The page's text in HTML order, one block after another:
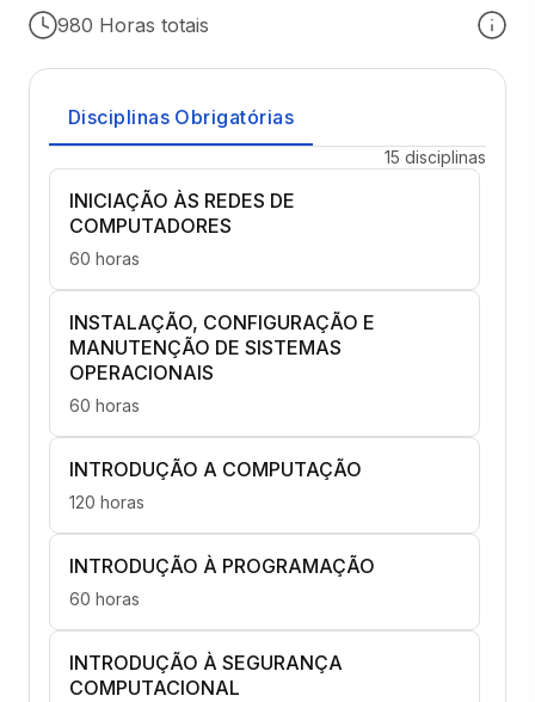
980 Horas totais
Disciplinas Obrigatórias
15 disciplinas
INICIAÇÃO ÀS REDES DE
COMPUTADORES
60 horas
INSTALAÇÃO, CONFIGURAÇÃO E
MANUTENÇÃO DE SISTEMAS
OPERACIONAIS
60 horas
INTRODUÇÃO A COMPUTAÇÃO
120 horas
INTRODUÇÃO À PROGRAMAÇÃO
60 horas
INTRODUÇÃO À SEGURANÇA
COMPUTACIONAL